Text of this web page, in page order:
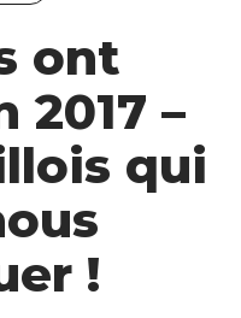
ont
2017 –
qui
!